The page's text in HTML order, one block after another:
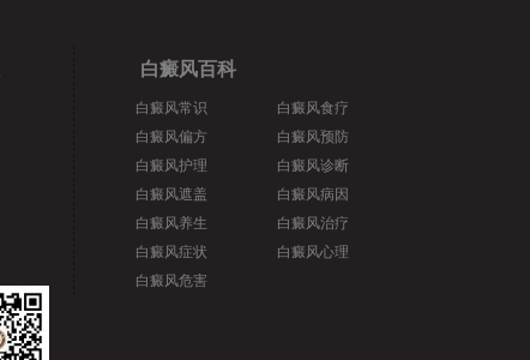
白癜风百科
白癜风常识
白癜风偏方
白癜风护理
白癜风遮盖
白癜风养生
白癜风症状
白癜风危害
白癜风食疗
白癜风预防
白癜风诊断
白癜风病因
白癜风治疗
白癜风心理